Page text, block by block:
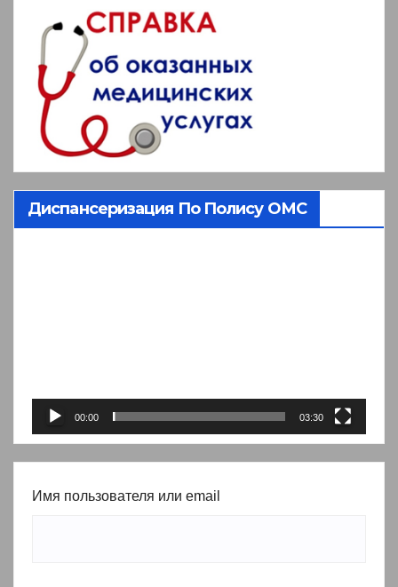
Диспансеризация По Полису ОМС
00:00 03:30
Имя пользователя или email